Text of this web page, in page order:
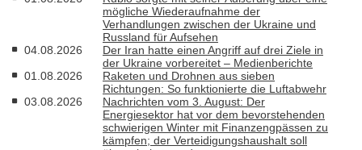
mögliche Wiederaufnahme der
Verhandlungen zwischen der Ukraine und
Russland für Aufsehen
04.08.2026
Der Iran hatte einen Angriff auf drei Ziele in
der Ukraine vorbereitet – Medienberichte
01.08.2026
Raketen und Drohnen aus sieben
Richtungen: So funktionierte die Luftabwehr
03.08.2026
Nachrichten vom 3. August: Der
Energiesektor hat vor dem bevorstehenden
schwierigen Winter mit Finanzengpässen zu
kämpfen; der Verteidigungshaushalt soll